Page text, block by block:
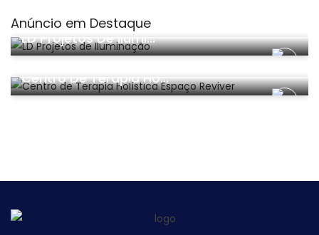
Anúncio em Destaque
Decorações
LD Projetos De Ilumi...
Centro De Terapia Ho...